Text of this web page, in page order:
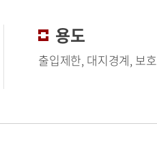
용도
출입제한, 대지경계, 보